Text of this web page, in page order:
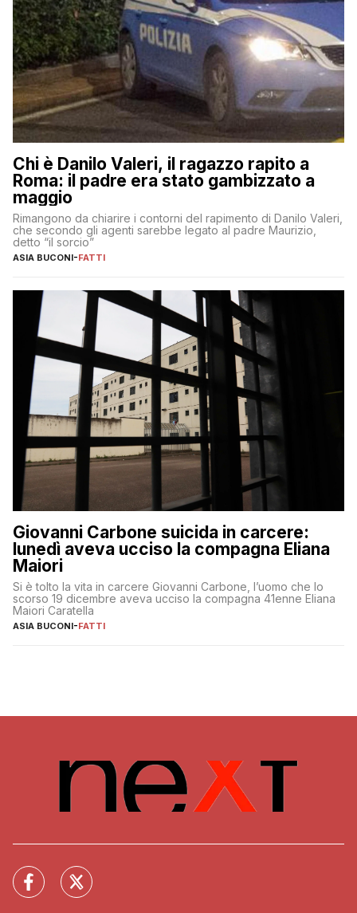
Chi è Danilo Valeri, il ragazzo rapito a
Roma: il padre era stato gambizzato a
maggio
Rimangono da chiarire i contorni del rapimento di Danilo Valeri,
che secondo gli agenti sarebbe legato al padre Maurizio,
detto “il sorcio”
ASIA BUCONI-FATTI
Giovanni Carbone suicida in carcere:
lunedì aveva ucciso la compagna Eliana
Maiori
Si è tolto la vita in carcere Giovanni Carbone, l’uomo che lo
scorso 19 dicembre aveva ucciso la compagna 41enne Eliana
Maiori Caratella
ASIA BUCONI-FATTI